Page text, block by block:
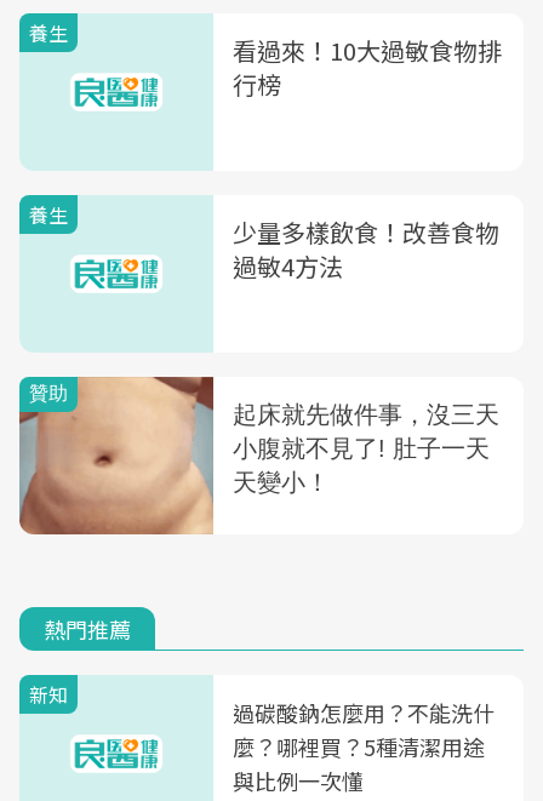
養生
看過來！10大過敏食物排
行榜
養生
少量多樣飲食！改善食物
過敏4方法
熱門推薦
新知
過碳酸鈉怎麼用？不能洗什
麼？哪裡買？5種清潔用途
與比例一次懂